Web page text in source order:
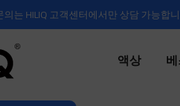
의는 HILIQ 고객센터에서만 상담 가능합
액상